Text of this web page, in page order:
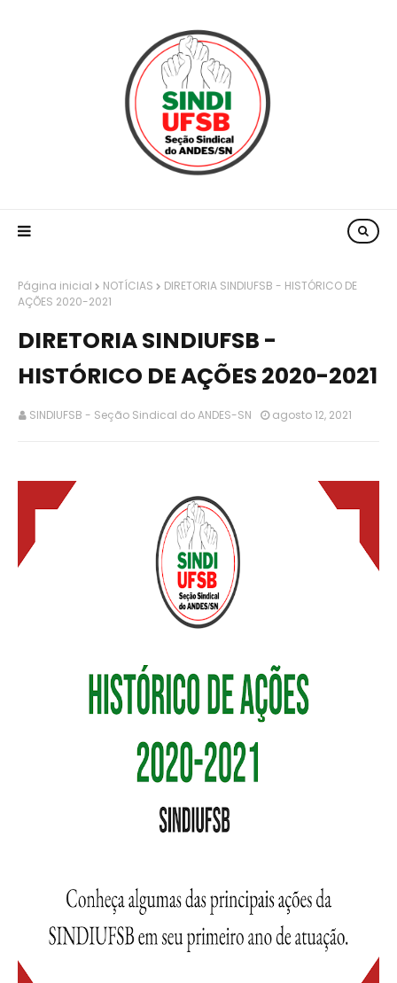
Página inicial NOTÍCIAS
DIRETORIA SINDIUFSB - HISTÓRICO DE
AÇÕES 2020-2021
DIRETORIA SINDIUFSB -
HISTÓRICO DE AÇÕES 2020-2021
SINDIUFSB - Seção Sindical do ANDES-SN agosto 12, 2021